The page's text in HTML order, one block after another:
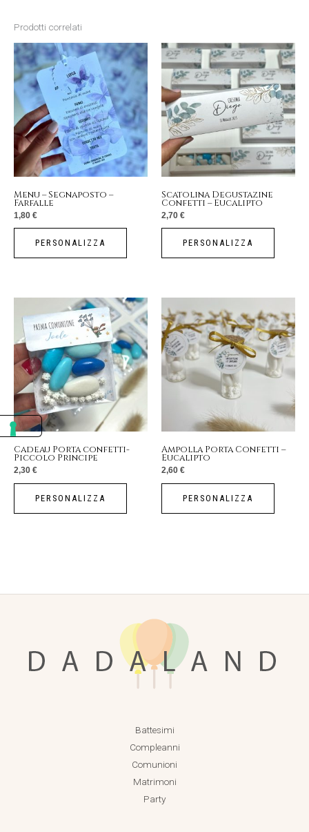
Prodotti correlati
Menu – Segnaposto –
Farfalle
1,80 €
PERSONALIZZA
Scatolina Degustazine
Confetti – Eucalipto
2,70 €
PERSONALIZZA
Cadeau Porta confetti-
Piccolo Principe
2,30 €
PERSONALIZZA
Ampolla Porta Confetti –
Eucalipto
2,60 €
PERSONALIZZA
Battesimi
Compleanni
Comunioni
Matrimoni
Party